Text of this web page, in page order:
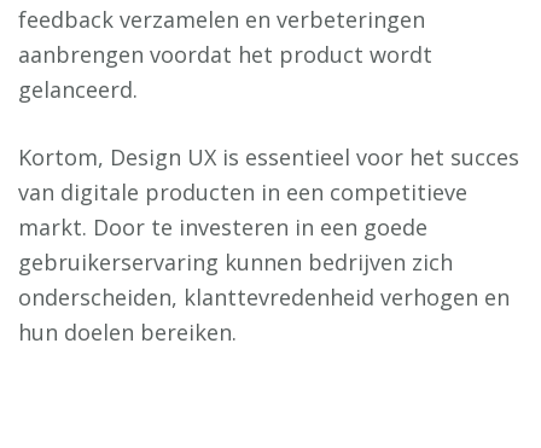
feedback verzamelen en verbeteringen
aanbrengen voordat het product wordt
gelanceerd.
Kortom, Design UX is essentieel voor het succes
van digitale producten in een competitieve
markt. Door te investeren in een goede
gebruikerservaring kunnen bedrijven zich
onderscheiden, klanttevredenheid verhogen en
hun doelen bereiken.